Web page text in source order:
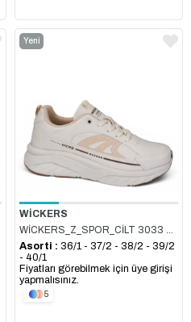
WİCKERS
WİCKERS_Z_SPOR_CİLT 3033 BEJ
Yeni
Asorti : 36/1 - 37/2 - 38/2 - 39/2
- 40/1
Fiyatları görebilmek için üye girişi
yapmalısınız.
5